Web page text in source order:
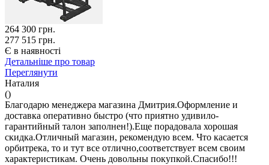
264 300 грн.
277 515 грн.
Є в наявності
Детальніше про товар
Переглянути
Наталия
()
Благодарю менеджера магазина Дмитрия.Оформление и
доставка оперативно быстро (что приятно удивило-
гарантийный талон заполнен!).Еще порадовала хорошая
скидка.Отличный магазин, рекомендую всем. Что касается
орбитрека, то и тут все отлично,соответствует всем своим
характеристикам. Очень довольны покупкой.Спасибо!!!